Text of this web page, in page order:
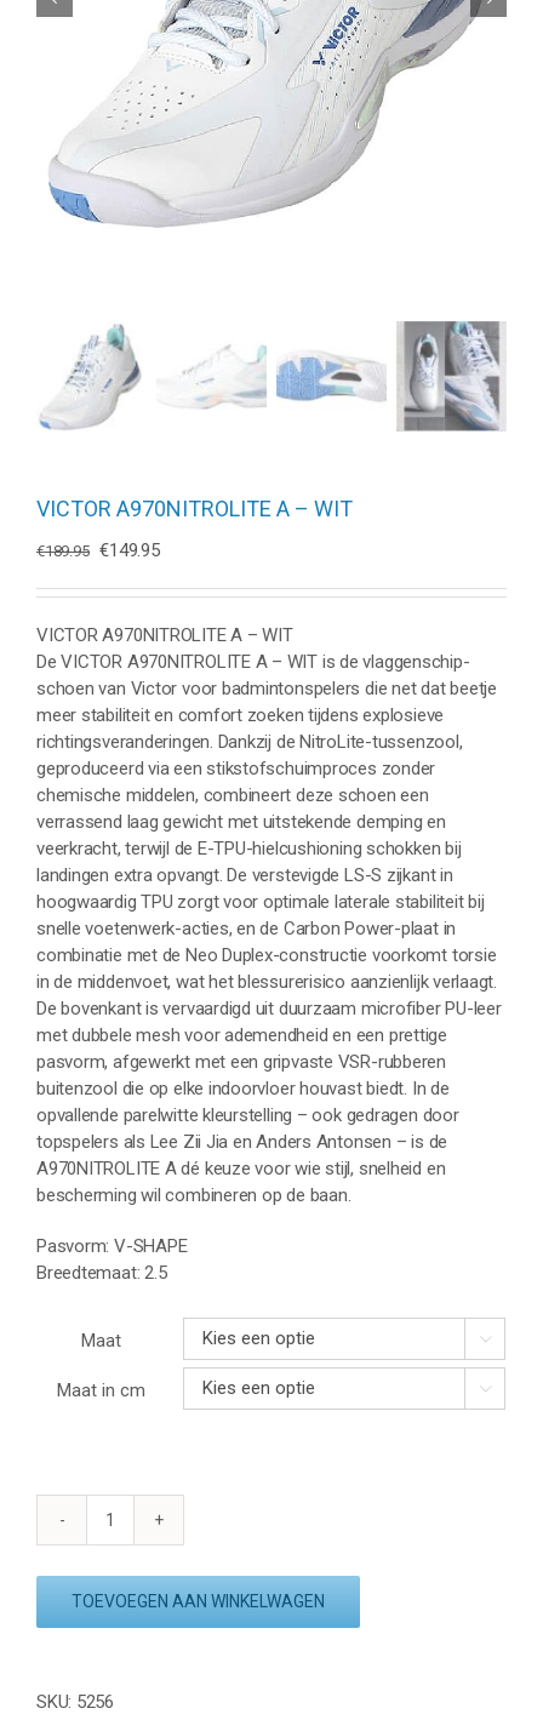
VICTOR A970NITROLITE A – WIT
€189.95 Oorspronkelijke
was:
€189.95.
€149.95Huidige
is:
€149.95.
VICTOR A970NITROLITE A – WIT
De VICTOR A970NITROLITE A – WIT is de vlaggenschip-
schoen van Victor voor badmintonspelers die net dat beetje
meer stabiliteit en comfort zoeken tijdens explosieve
richtingsveranderingen. Dankzij de NitroLite-tussenzool,
geproduceerd via een stikstofschuimproces zonder
chemische middelen, combineert deze schoen een
verrassend laag gewicht met uitstekende demping en
veerkracht, terwijl de E-TPU-hielcushioning schokken bij
landingen extra opvangt. De verstevigde LS-S zijkant in
hoogwaardig TPU zorgt voor optimale laterale stabiliteit bij
snelle voetenwerk-acties, en de Carbon Power-plaat in
combinatie met de Neo Duplex-constructie voorkomt torsie
in de middenvoet, wat het blessurerisico aanzienlijk verlaagt.
De bovenkant is vervaardigd uit duurzaam microfiber PU-leer
met dubbele mesh voor ademendheid en een prettige
pasvorm, afgewerkt met een gripvaste VSR-rubberen
buitenzool die op elke indoorvloer houvast biedt. In de
opvallende parelwitte kleurstelling – ook gedragen door
topspelers als Lee Zii Jia en Anders Antonsen – is de
A970NITROLITE A dé keuze voor wie stijl, snelheid en
bescherming wil combineren op de baan.
Pasvorm: V-SHAPE
Breedtemaat: 2.5
Maat 
Maat in cm 
VICTOR
-
TOEVOEGEN AAN WINKELWAGEN
SKU: 5256